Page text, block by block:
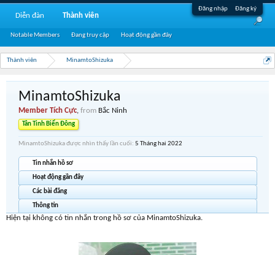
Đăng nhập Đăng ký
Thành viên MinamtoShizuka
MinamtoShizuka
Member Tích Cực, from Bắc Ninh
Tân Tinh Biển Đông
MinamtoShizuka được nhìn thấy lần cuối: 5 Tháng hai 2022
Tin nhắn hồ sơ
Hoạt động gần đây
Các bài đăng
Thông tin
Hiện tại không có tin nhắn trong hồ sơ của MinamtoShizuka.
Diễn đàn Thành viên
Notable Members Đang truy cập Hoạt động gần đây